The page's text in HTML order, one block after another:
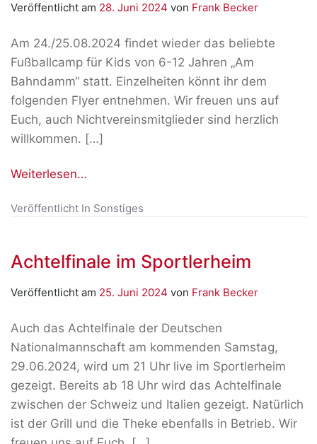
Veröffentlicht am 28. Juni 2024 von Frank Becker
Am 24./25.08.2024 findet wieder das beliebte
Fußballcamp für Kids von 6-12 Jahren „Am
Bahndamm“ statt. Einzelheiten könnt ihr dem
folgenden Flyer entnehmen. Wir freuen uns auf
Euch, auch Nichtvereinsmitglieder sind herzlich
willkommen. […]
Weiterlesen…
Veröffentlicht In Sonstiges
Achtelfinale im Sportlerheim
Veröffentlicht am 25. Juni 2024 von Frank Becker
Auch das Achtelfinale der Deutschen
Nationalmannschaft am kommenden Samstag,
29.06.2024, wird um 21 Uhr live im Sportlerheim
gezeigt. Bereits ab 18 Uhr wird das Achtelfinale
zwischen der Schweiz und Italien gezeigt. Natürlich
ist der Grill und die Theke ebenfalls in Betrieb. Wir